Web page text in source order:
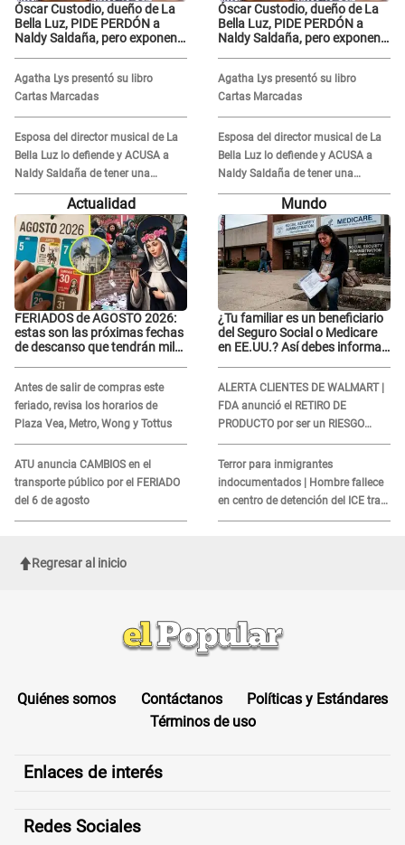
Óscar Custodio, dueño de La
Bella Luz, PIDE PERDÓN a
Naldy Saldaña, pero exponen
grabar"
Agatha Lys presentó su libro
Cartas Marcadas
Esposa del director musical de La
Bella Luz lo defiende y ACUSA a
Naldy Saldaña de tener una
relación con él y otros integrantes
Óscar Custodio, dueño de La
Bella Luz, PIDE PERDÓN a
Naldy Saldaña, pero exponen
grabar"
Agatha Lys presentó su libro
Cartas Marcadas
Esposa del director musical de La
Bella Luz lo defiende y ACUSA a
Naldy Saldaña de tener una
relación con él y otros integrantes
Actualidad
FERIADOS de AGOSTO 2026:
estas son las próximas fechas
de descanso que tendrán miles
Antes de salir de compras este
feriado, revisa los horarios de
Plaza Vea, Metro, Wong y Tottus
ATU anuncia CAMBIOS en el
transporte público por el FERIADO
del 6 de agosto
Mundo
¿Tu familiar es un beneficiario
del Seguro Social o Medicare
en EE.UU.? Así debes informar
ALERTA CLIENTES DE WALMART |
FDA anunció el RETIRO DE
PRODUCTO por ser un RIESGO
MORTAL para consumidores: ¿Cuál
es?
Terror para inmigrantes
indocumentados | Hombre fallece
en centro de detención del ICE tras
sufrir una "emergencia médica"
Regresar al inicio
Quiénes somos Contáctanos
Políticas y Estándares
Términos de uso
Enlaces de interés
Redes Sociales